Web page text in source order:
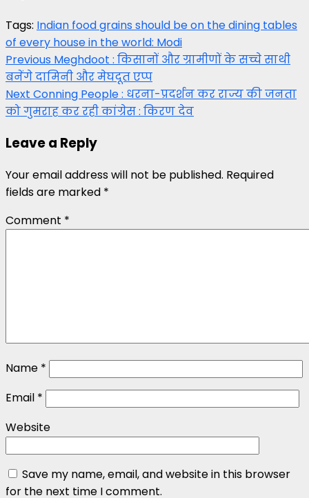
Tags: Indian food grains should be on the dining tables
of every house in the world: Modi
Post
navigation
Previous Meghdoot : किसानों और ग्रामीणों के सच्चे साथी
बनेंगे दामिनी और मेघदूत एप्प
Next Conning People : धरना-प्रदर्शन कर राज्य की जनता
को गुमराह कर रही कांग्रेस : किरण देव
Leave a Reply
Your email address will not be published. Required
fields are marked *
Comment *
Name *
Email *
Website
Save my name, email, and website in this browser
for the next time I comment.